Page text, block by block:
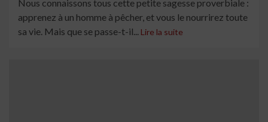
Nous connaissons tous cette petite sagesse proverbiale :
apprenez à un homme à pêcher, et vous le nourrirez toute
sa vie. Mais que se passe-t-il... Lire la suite